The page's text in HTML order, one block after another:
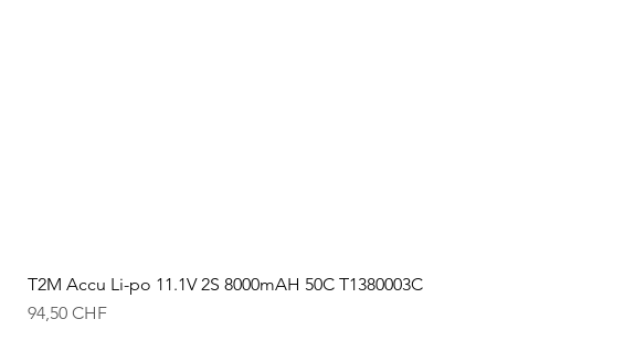
T2M Accu Li-po 11.1V 2S 8000mAH 50C T1380003C
Prix
94,50 CHF